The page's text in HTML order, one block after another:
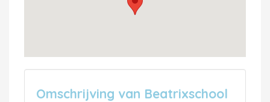
Omschrijving van Beatrixschool